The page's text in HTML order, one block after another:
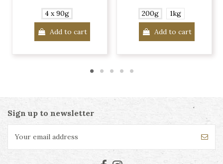
4 x 90g
Add to cart
200g 1kg
Add to cart
Sign up to newsletter